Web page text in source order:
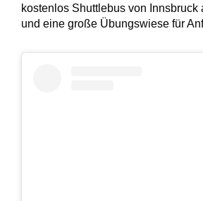
kostenlos Shuttlebus von
und eine große Übungswiese für